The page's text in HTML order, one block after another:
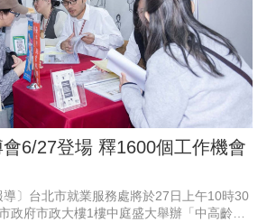
6/27登場 釋1600個工作機會
導〕台北市就業服務處將於27日上午10時30
政府市政大樓1樓中庭盛大舉辦「中高齡友